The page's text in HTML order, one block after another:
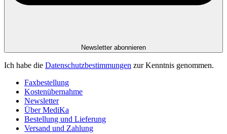
Newsletter abonnieren
Ich habe die Datenschutzbestimmungen zur Kenntnis genommen.
Faxbestellung
Kostenübernahme
Newsletter
Über MediKa
Bestellung und Lieferung
Versand und Zahlung